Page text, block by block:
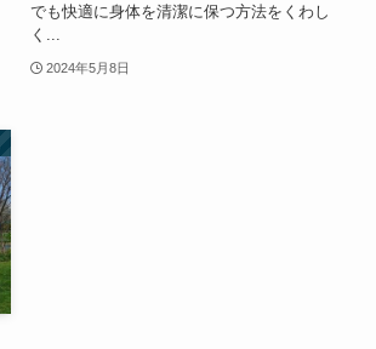
でも快適に身体を清潔に保つ方法をくわし
く...
2024年5月8日